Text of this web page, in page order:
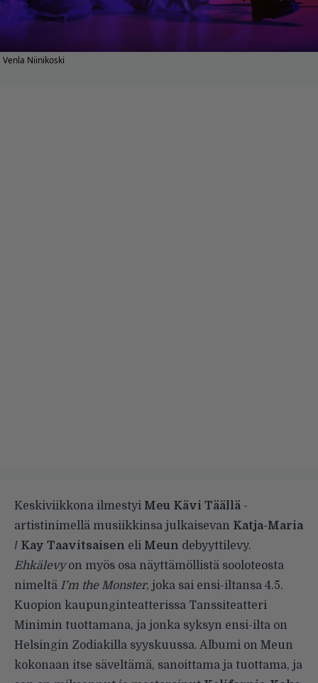
Venla Niinikoski
Keskiviikkona ilmestyi Meu Kävi Täällä -
artistinimellä musiikkinsa julkaisevan Katja-Maria
/ Kay Taavitsaisen eli Meun debyyttilevy.
Ehkälevyon myös osa näyttämöllistä sooloteosta
nimeltä I’m the Monster, joka sai ensi-iltansa 4.5.
Kuopion kaupunginteatterissa Tanssiteatteri
Minimin tuottamana, ja jonka syksyn ensi-ilta on
Helsingin Zodiakilla syyskuussa. Albumi on Meun
kokonaan itse säveltämä, sanoittama ja tuottama, ja